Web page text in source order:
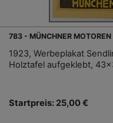
783 - MÜNCHNER MOTOREN
1923, Werbeplakat
Holztafel aufgeklebt,
Startpreis: 25,00 €